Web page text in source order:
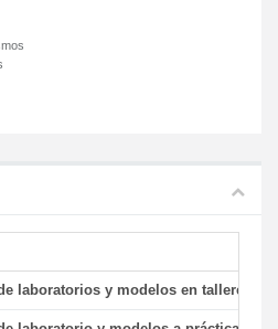
laboratorios y modelos en talleres/